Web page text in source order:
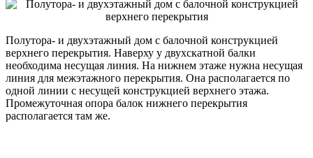
Полутора- и двухэтажный дом с балочной конструкцией
верхнего перекрытия. Наверху у двухскатной балки
необходима несущая линия. На нижнем этаже нужна несущая
линия для межэтажного перекрытия. Она располагается по
одной линии с несущей конструкцией верхнего этажа.
Промежуточная опора балок нижнего перекрытия
располагается там же.